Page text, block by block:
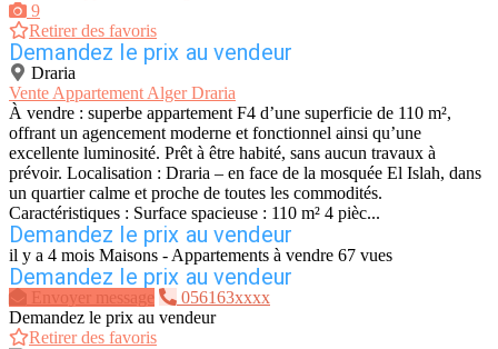
9
Retirer des favoris
Demandez le prix au vendeur
Draria
Vente Appartement Alger Draria
À vendre : superbe appartement F4 d’une superficie de 110 m²,
offrant un agencement moderne et fonctionnel ainsi qu’une
excellente luminosité. Prêt à être habité, sans aucun travaux à
prévoir. Localisation : Draria – en face de la mosquée El Islah, dans
un quartier calme et proche de toutes les commodités.
Caractéristiques : Surface spacieuse : 110 m² 4 pièc...
Demandez le prix au vendeur
il y a 4 mois Maisons - Appartements à vendre 67 vues
Demandez le prix au vendeur
Envoyer message
056163xxxx
Demandez le prix au vendeur
Retirer des favoris